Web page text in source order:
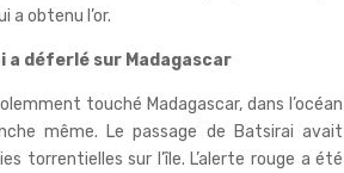
a obtenu l’or.
a déferlé sur Madagascar
touché Madagascar, dans l’océan
même. Le passage de Batsirai avait
torrentielles sur l’île. L’alerte rouge a été